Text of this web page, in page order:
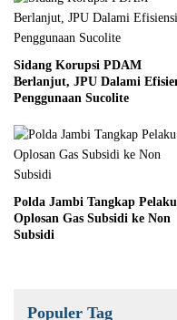
Sidang Korupsi PDAM
Berlanjut, JPU Dalami
Penggunaan Sucolite
Polda Jambi Tangkap Pelaku
Oplosan Gas Subsidi ke Non
Subsidi
Populer Tag